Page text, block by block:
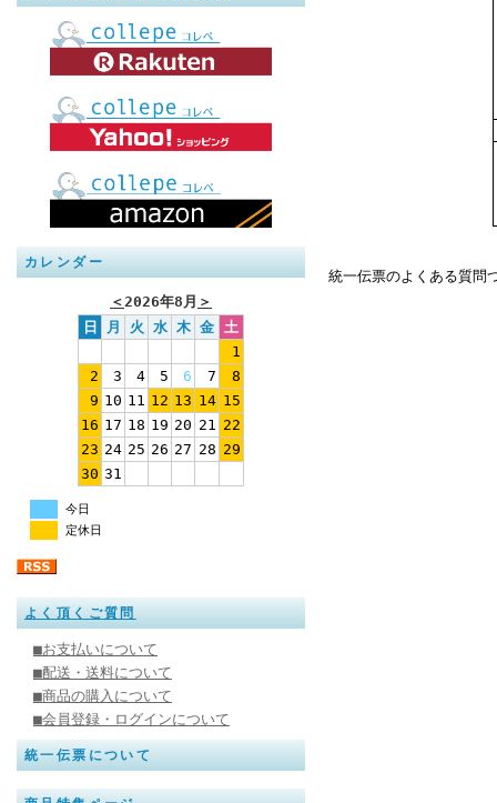
カレンダー
＜ 2026年8月 ＞
日
月 火 水 木 金
土
1
2
3 4 5 6 7
8
9 10 11 12 13 14 15
16 17 18 19 20 21
22
23 24 25 26 27 28 29
30 31
今日
定休日
よく頂くご質問
■お支払いについて
■配送・送料について
■商品の購入について
■会員登録・ログインについて
統一伝票について
統一伝票のよくある質問